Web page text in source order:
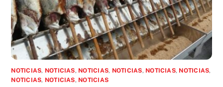
NOTICIAS, NOTICIAS, NOTICIAS, NOTICIAS, NOTICIAS, NOTICIAS,
NOTICIAS, NOTICIAS, NOTICIAS